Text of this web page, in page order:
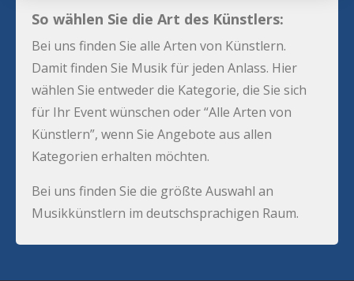
So wählen Sie die Art des Künstlers:
Bei uns finden Sie alle Arten von Künstlern.
Damit finden Sie Musik für jeden Anlass. Hier
wählen Sie entweder die Kategorie, die Sie sich
für Ihr Event wünschen oder “Alle Arten von
Künstlern”, wenn Sie Angebote aus allen
Kategorien erhalten möchten.
Bei uns finden Sie die größte Auswahl an
Musikkünstlern im deutschsprachigen Raum.